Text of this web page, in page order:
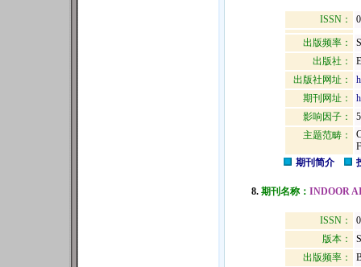
ISSN：
出版频率：
出版社：
出版社网址：
期刊网址：
影响因子：
主题范畴：
期刊简介
8. 期刊名称： INDOOR
ISSN：
版本：
出版频率：